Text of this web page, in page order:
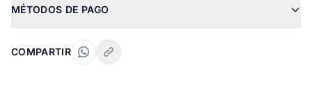
MÉTODOS DE PAGO
COMPARTIR